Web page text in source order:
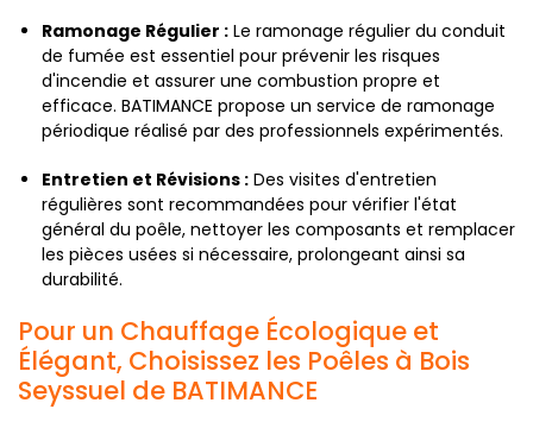
Ramonage Régulier : Le ramonage régulier du conduit
de fumée est essentiel pour prévenir les risques
d'incendie et assurer une combustion propre et
efficace. BATIMANCE propose un service de ramonage
périodique réalisé par des professionnels expérimentés.
Entretien et Révisions : Des visites d'entretien
régulières sont recommandées pour vérifier l'état
général du poêle, nettoyer les composants et remplacer
les pièces usées si nécessaire, prolongeant ainsi sa
durabilité.
Pour un Chauffage Écologique et
Élégant, Choisissez les Poêles à Bois
Seyssuel de BATIMANCE